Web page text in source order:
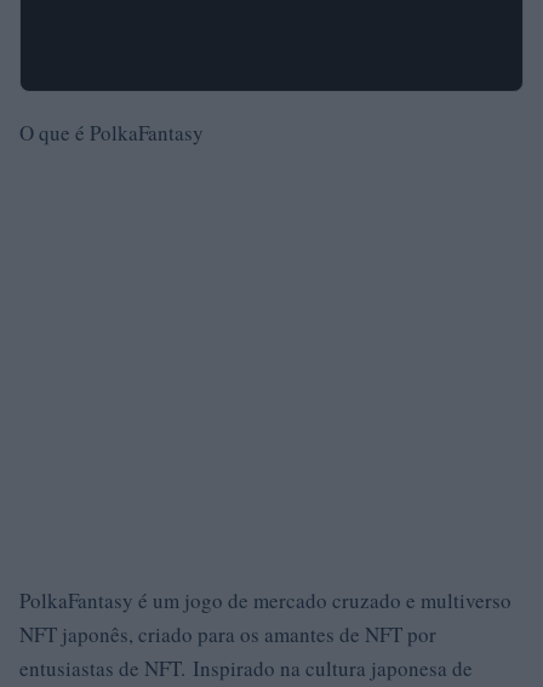
O que é PolkaFantasy
PolkaFantasy é um jogo de mercado cruzado e multiverso
NFT japonês, criado para os amantes de NFT por
entusiastas de NFT. Inspirado na cultura japonesa de